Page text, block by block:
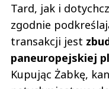
Tard, jak i
zgodnie
transakcji jest
paneuropejskiej
Kupując Żabkę,